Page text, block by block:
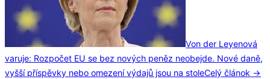
Von der Leyenová
varuje: Rozpočet EU se bez nových peněz neobejde. Nové daně,
vyšší příspěvky nebo omezení výdajů jsou na stoleCelý článok →